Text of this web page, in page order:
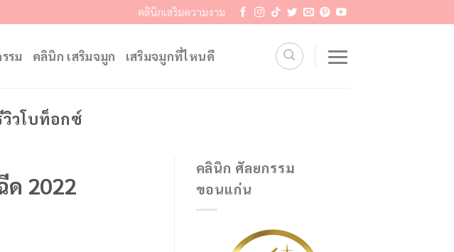
คลินิกเสริมความงาม
รม คลินิก เสริมจมูก เสริมจมูกที่ไหนดี
วิวโบท็อกซ์
ด 2022
คลินิก ศัลยกรรม
ขอนแก่น